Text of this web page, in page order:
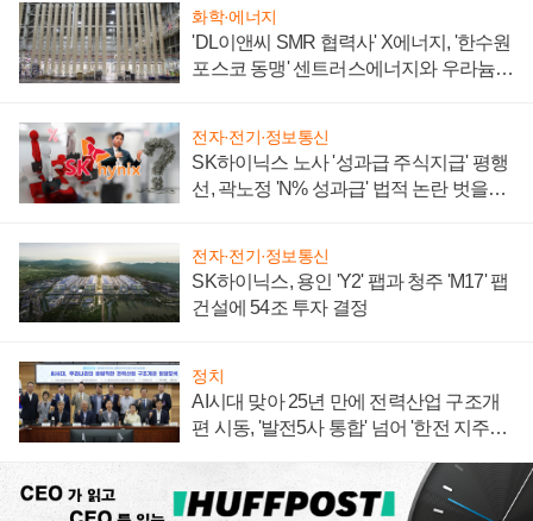
화학·에너지
'DL이앤씨 SMR 협력사' X에너지, '한수원
포스코 동맹' 센트러스에너지와 우라늄
전자·전기·정보통신
SK하이닉스 노사 '성과급 주식지급' 평행
선, 곽노정 'N% 성과급' 법적 논란 벗을지
전자·전기·정보통신
SK하이닉스, 용인 'Y2' 팹과 청주 'M17' 팹
건설에 54조 투자 결정
정치
AI시대 맞아 25년 만에 전력산업 구조개
편 시동, '발전5사 통합' 넘어 '한전 지주사'